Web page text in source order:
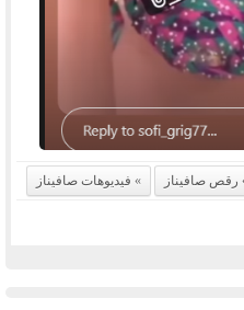
رقص صافيناز فيديوهات صافيناز